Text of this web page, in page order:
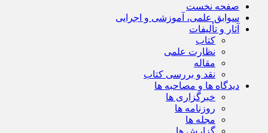
صفحه نخست
سوابق علمی، آموزشی و اجرایی
آثار و تألیفات
کتاب
نظارت علمی
مقاله
نقد و بررسی کتاب
دیدگاه ها و مصاحبه ها
خبرگزاری ها
روزنامه ها
مجله ها
گزارش ها